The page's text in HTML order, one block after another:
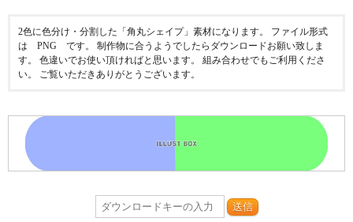
2色に色分け・分割した「角丸シェイプ」素材になります。 ファイル形式
は PNG です。 制作物に合うようでしたらダウンロードお願い致しま
す。 色違いでお使い頂ければと思います。 組み合わせでもご利用くださ
い。 ご覧いただきありがとうございます。
送信